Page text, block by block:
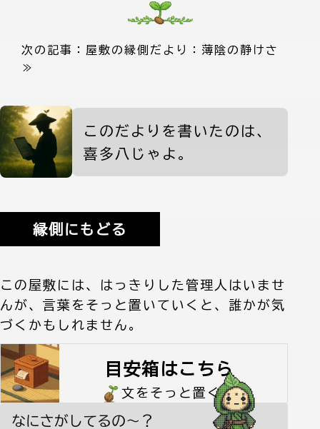
次の記事： 屋敷の縁側だより：薄陰の静けさ
≫
喜多八からの案内
このだよりを書いたのは、
喜多八じゃよ。
縁側にもどる
目安箱はこちら
この屋敷には、はっきりした管理人はいませ
んが、言葉をそっと置いていくと、誰かが気
づくかもしれません。
文をそっと置く
なにさがしてるの〜？